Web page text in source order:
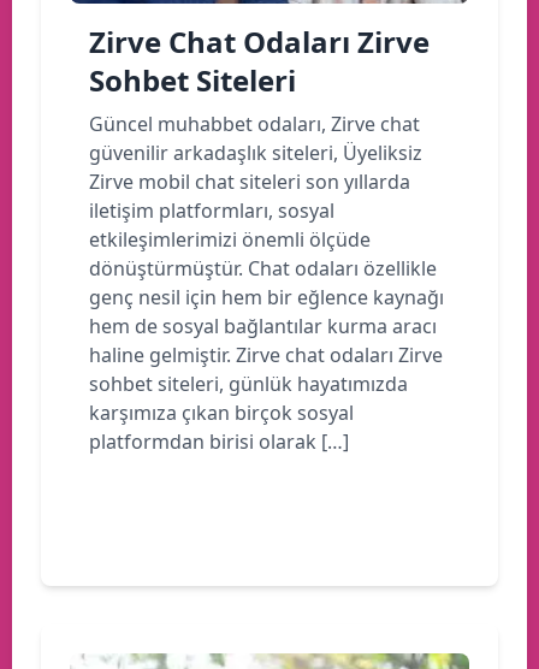
Zirve Chat Odaları Zirve
Sohbet Siteleri
Güncel muhabbet odaları, Zirve chat
güvenilir arkadaşlık siteleri, Üyeliksiz
Zirve mobil chat siteleri son yıllarda
iletişim platformları, sosyal
etkileşimlerimizi önemli ölçüde
dönüştürmüştür. Chat odaları özellikle
genç nesil için hem bir eğlence kaynağı
hem de sosyal bağlantılar kurma aracı
haline gelmiştir. Zirve chat odaları Zirve
sohbet siteleri, günlük hayatımızda
karşımıza çıkan birçok sosyal
platformdan birisi olarak […]